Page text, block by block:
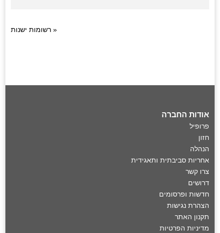
« רשומות ישנות
אודות החברה
פרופיל
חזון
הנהלה
אחריות סביבתית ותאגידית
צרו קשר
דרושים
חדשות ופרסומים
הצהרת נגישות
תקנון האתר
מדיניות הפרטיות